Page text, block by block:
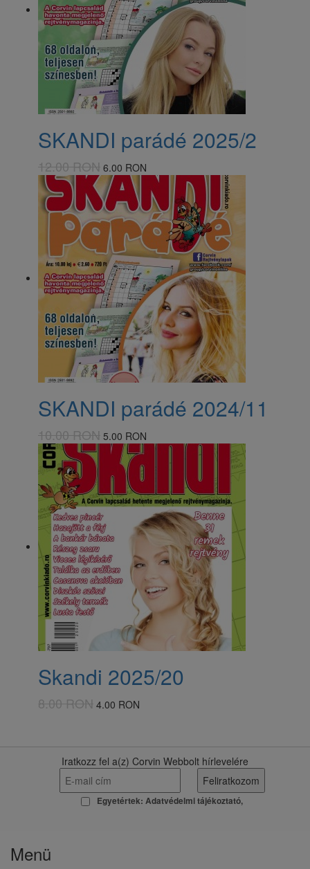
SKANDI parádé 2025/2
12.00 RON 6.00 RON
SKANDI parádé 2024/11
10.00 RON 5.00 RON
Skandi 2025/20
8.00 RON 4.00 RON
Iratkozz fel a(z) Corvin Webbolt hírlevelére
Egyetértek: Adatvédelmi tájékoztató
Menü